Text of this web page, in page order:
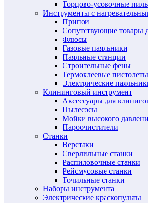
Торцово-усовочные
Инструменты с
Припои
Сопутствующие товары
Флюсы
Газовые паяльники
Паяльные станции
Строительные фены
Термоклеевые пистолеты
Электрические
Клининговый инструмент
Аксессуары для
Пылесосы
Мойки высокого
Пароочистители
Станки
Верстаки
Сверлильные станки
Распиловочные станки
Рейсмусовые станки
Точильные станки
Наборы инструмента
Электрические краскопульты